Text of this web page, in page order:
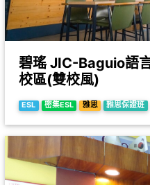
碧瑤 JIC-Baguio語
校區(雙校風)
ESL 密集ESL 雅思 雅思保證班